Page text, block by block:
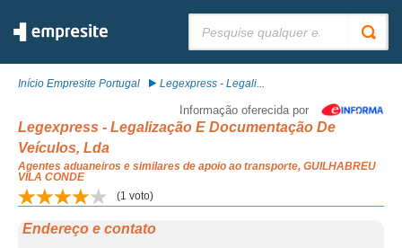
Início Empresite Portugal Legexpress - Legali...
Informação oferecida por
Legexpress - Legalização E Documentação De
Veículos, Lda
Agentes aduaneiros e similares de apoio ao transporte, GUILHABREU
VILA CONDE
(1 voto)
Endereço e contato